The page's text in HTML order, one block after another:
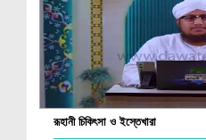
রূহানী চিকিৎসা ও ইস্তেখারা